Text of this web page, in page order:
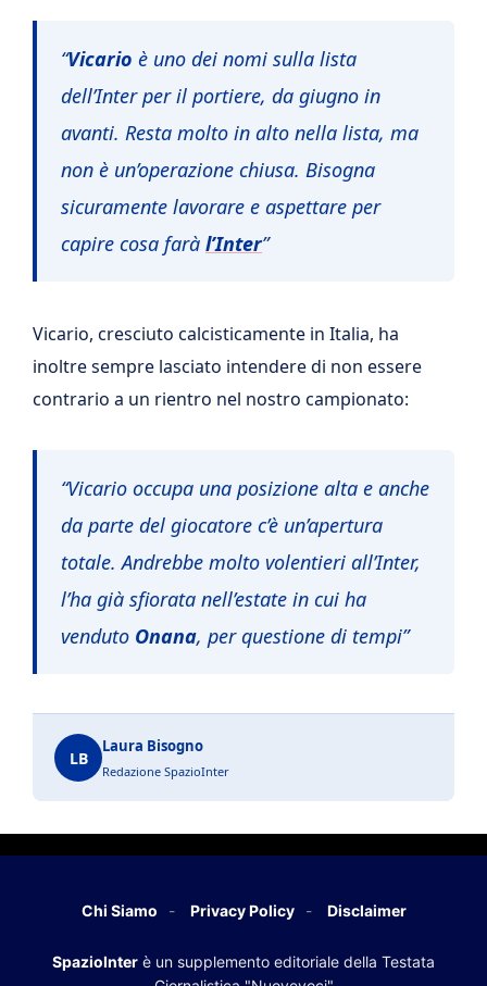
“Vicario è uno dei nomi sulla lista
dell’Inter per il portiere, da giugno in
avanti. Resta molto in alto nella lista, ma
non è un’operazione chiusa. Bisogna
sicuramente lavorare e aspettare per
capire cosa farà l’Inter”
Vicario, cresciuto calcisticamente in Italia, ha
inoltre sempre lasciato intendere di non essere
contrario a un rientro nel nostro campionato:
“Vicario occupa una posizione alta e anche
da parte del giocatore c’è un’apertura
totale. Andrebbe molto volentieri all’Inter,
l’ha già sfiorata nell’estate in cui ha
venduto Onana, per questione di tempi”
LB
Laura Bisogno
Redazione SpazioInter
Chi Siamo Privacy Policy Disclaimer
SpazioInter è un supplemento editoriale della Testata